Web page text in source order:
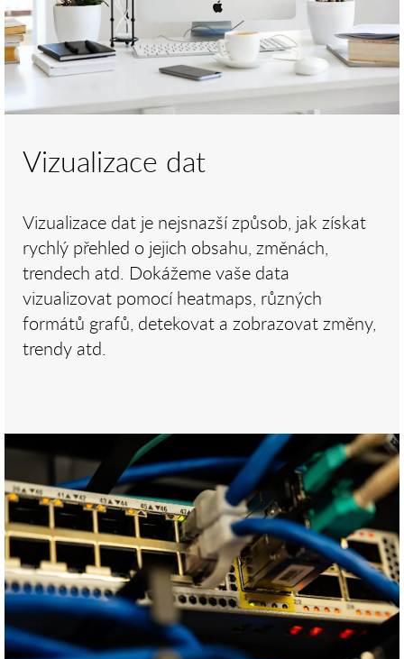
Vizualizace dat
Vizualizace dat je nejsnazší způsob, jak získat
rychlý přehled o jejich obsahu, změnách,
trendech atd. Dokážeme vaše data
vizualizovat pomocí heatmaps, různých
formátů grafů, detekovat a zobrazovat změny,
trendy atd.